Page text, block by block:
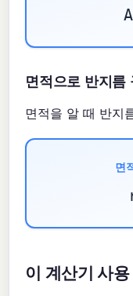
면적으로 반지름
면적을 알 때 반지
면
이 계산기 사